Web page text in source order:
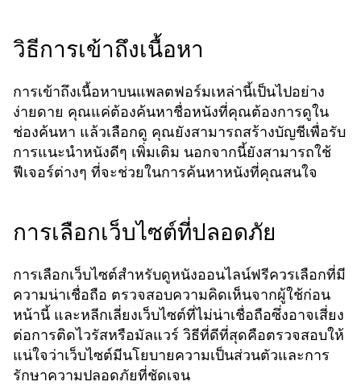
วิธีการเข้าถึงเนื้อหา
การเข้าถึงเนื้อหาบนแพลตฟอร์มเหล่านี้เป็นไปอย่าง
ง่ายดาย คุณแค่ต้องค้นหาชื่อหนังที่คุณต้องการดูใน
ช่องค้นหา แล้วเลือกดู คุณยังสามารถสร้างบัญชีเพื่อรับ
การแนะนำหนังดีๆ เพิ่มเติม นอกจากนี้ยังสามารถใช้
ฟีเจอร์ต่างๆ ที่จะช่วยในการค้นหาหนังที่คุณสนใจ
การเลือกเว็บไซต์ที่ปลอดภัย
การเลือกเว็บไซต์สำหรับดูหนังออนไลน์ฟรีควรเลือกที่มี
ความน่าเชื่อถือ ตรวจสอบความคิดเห็นจากผู้ใช้ก่อน
หน้านี้ และหลีกเลี่ยงเว็บไซต์ที่ไม่น่าเชื่อถือซึ่งอาจเสี่ยง
ต่อการติดไวรัสหรือมัลแวร์ วิธีที่ดีที่สุดคือตรวจสอบให้
แน่ใจว่าเว็บไซต์มีนโยบายความเป็นส่วนตัวและการ
รักษาความปลอดภัยที่ชัดเจน